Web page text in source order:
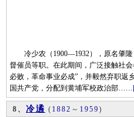
冷少农（1900—1932），原名肇隆
督催员等职。在此期间，广泛接触社
必败，革命事业必成”，并毅然弃职返
国共产党，分配到黄埔军校政治部……
8、 冷遹 ( 1882 ～ 1959)